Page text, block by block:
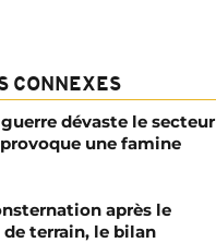
CONNEXES
dévaste le secteur
une famine
après le
terrain, le bilan